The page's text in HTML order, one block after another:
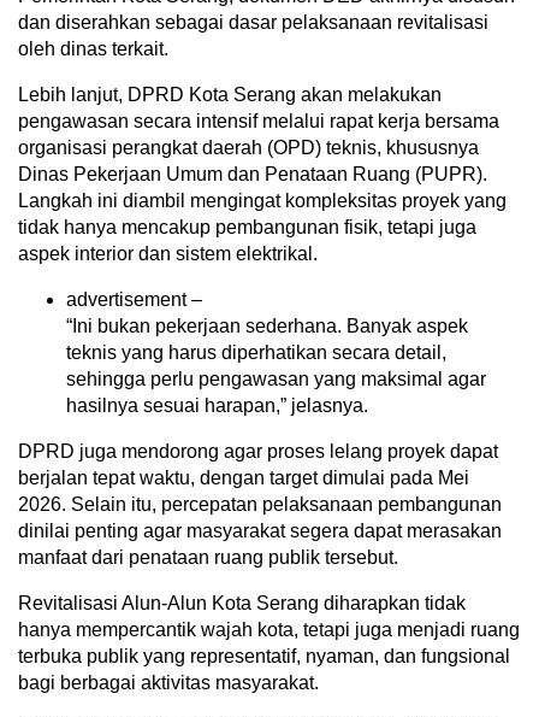
dan diserahkan sebagai dasar pelaksanaan revitalisasi
oleh dinas terkait.
Lebih lanjut, DPRD Kota Serang akan melakukan
pengawasan secara intensif melalui rapat kerja bersama
organisasi perangkat daerah (OPD) teknis, khususnya
Dinas Pekerjaan Umum dan Penataan Ruang (PUPR).
Langkah ini diambil mengingat kompleksitas proyek yang
tidak hanya mencakup pembangunan fisik, tetapi juga
aspek interior dan sistem elektrikal.
advertisement –
“Ini bukan pekerjaan sederhana. Banyak aspek
teknis yang harus diperhatikan secara detail,
sehingga perlu pengawasan yang maksimal agar
hasilnya sesuai harapan,” jelasnya.
DPRD juga mendorong agar proses lelang proyek dapat
berjalan tepat waktu, dengan target dimulai pada Mei
2026. Selain itu, percepatan pelaksanaan pembangunan
dinilai penting agar masyarakat segera dapat merasakan
manfaat dari penataan ruang publik tersebut.
Revitalisasi Alun-Alun Kota Serang diharapkan tidak
hanya mempercantik wajah kota, tetapi juga menjadi ruang
terbuka publik yang representatif, nyaman, dan fungsional
bagi berbagai aktivitas masyarakat.